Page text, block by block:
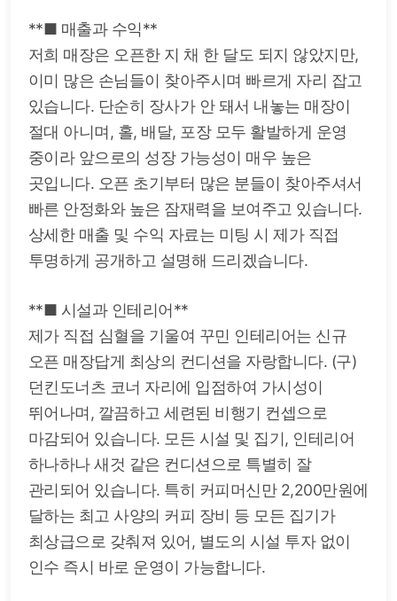
**■ 매출과 수익**
저희 매장은 오픈한 지 채 한 달도 되지 않았지만,
이미 많은 손님들이 찾아주시며 빠르게 자리 잡고
있습니다. 단순히 장사가 안 돼서 내놓는 매장이
절대 아니며, 홀, 배달, 포장 모두 활발하게 운영
중이라 앞으로의 성장 가능성이 매우 높은
곳입니다. 오픈 초기부터 많은 분들이 찾아주셔서
빠른 안정화와 높은 잠재력을 보여주고 있습니다.
상세한 매출 및 수익 자료는 미팅 시 제가 직접
투명하게 공개하고 설명해 드리겠습니다.
**■ 시설과 인테리어**
제가 직접 심혈을 기울여 꾸민 인테리어는 신규
오픈 매장답게 최상의 컨디션을 자랑합니다. (구)
던킨도너츠 코너 자리에 입점하여 가시성이
뛰어나며, 깔끔하고 세련된 비행기 컨셉으로
마감되어 있습니다. 모든 시설 및 집기, 인테리어
하나하나 새것 같은 컨디션으로 특별히 잘
관리되어 있습니다. 특히 커피머신만 2,200만원에
달하는 최고 사양의 커피 장비 등 모든 집기가
최상급으로 갖춰져 있어, 별도의 시설 투자 없이
인수 즉시 바로 운영이 가능합니다.